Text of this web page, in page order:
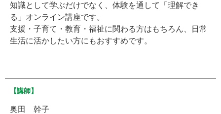
知識として学ぶだけでなく、体験を通して「理解でき
る」オンライン講座です。
支援・子育て・教育・福祉に関わる方はもちろん、日常
生活に活かしたい方にもおすすめです。
【講師】
奥田 幹子